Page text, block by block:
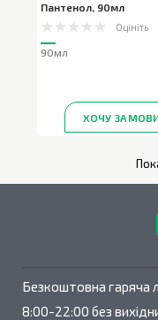
Пантенол, 90мл
Оцініть
90мл
ХОЧУ
Безкоштовна гаряча
8:00-22:00 без